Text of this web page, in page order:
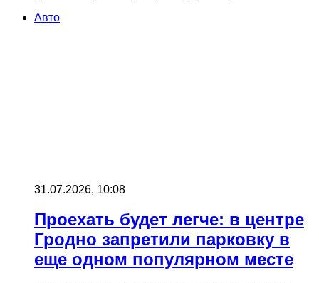
Авто
31.07.2026, 10:08
Проехать будет легче: в центре
Гродно запретили парковку в
еще одном популярном месте